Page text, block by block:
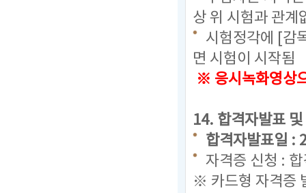
상 위 시험과 관계
시험정각에 [감
면 시험이 시작됨
※ 응시녹화영상
14. 합격자발표
합격자발표일 :
자격증 신청 :
※ 카드형 자격증